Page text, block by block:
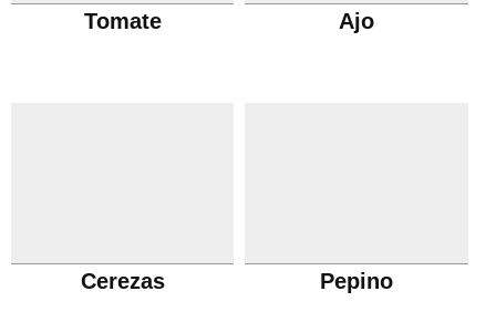
Tomate Ajo
Cerezas Pepino